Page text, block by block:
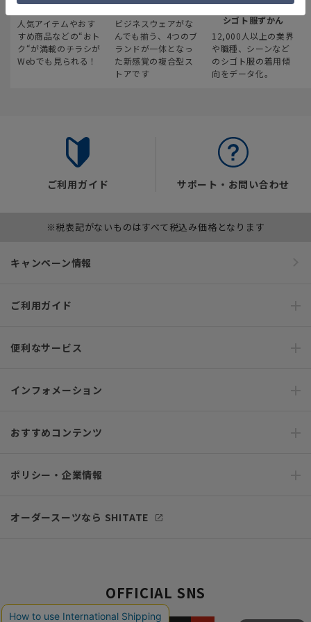
最新のお買い得情報
人気アイテムやおす
すめ商品などの“おト
ク“が満載のチラシが
Webでも見られる！
スーツスクエア
ビジネスウェアがな
んでも揃う、4つのブ
ランドが一体となっ
た新感覚の複合型ス
トアです
みんなの
シゴト服ずかん
12,000人以上の業界
や職種、シーンなど
のシゴト服の着用傾
向をデータ化。
ご利用ガイド サポート・お問い合わせ
※税表記がないものはすべて税込み価格となります
キャンペーン情報
ご利用ガイド
便利なサービス
インフォメーション
おすすめコンテンツ
ポリシー・企業情報
オーダースーツなら SHITATE
OFFICIAL SNS